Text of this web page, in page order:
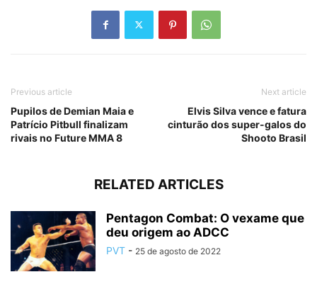
Previous article
Pupilos de Demian Maia e
Patrício Pitbull finalizam
rivais no Future MMA 8
Next article
Elvis Silva vence e fatura
cinturão dos super-galos do
Shooto Brasil
RELATED ARTICLES
Pentagon Combat: O vexame que
deu origem ao ADCC
PVT - 25 de agosto de 2022